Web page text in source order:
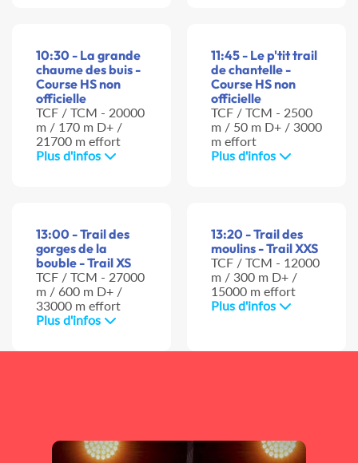
10:30 - La grande
chaume des buis -
Course HS non
officielle
TCF / TCM - 20000
m / 170 m D+ /
21700 m effort
Plus d'infos
11:45 - Le p'tit trail
de chantelle -
Course HS non
officielle
TCF / TCM - 2500
m / 50 m D+ / 3000
m effort
Plus d'infos
13:00 - Trail des
gorges de la
bouble - Trail XS
TCF / TCM - 27000
m / 600 m D+ /
33000 m effort
Plus d'infos
13:20 - Trail des
moulins - Trail XXS
TCF / TCM - 12000
m / 300 m D+ /
15000 m effort
Plus d'infos